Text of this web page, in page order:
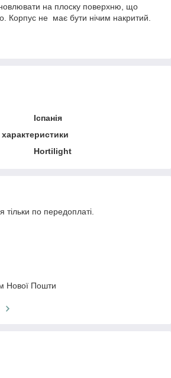
на плоску поверхню, що
Корпус не має бути нічим накритий.
Іспанія
Hortilight
тільки по передоплаті.
Нової Пошти